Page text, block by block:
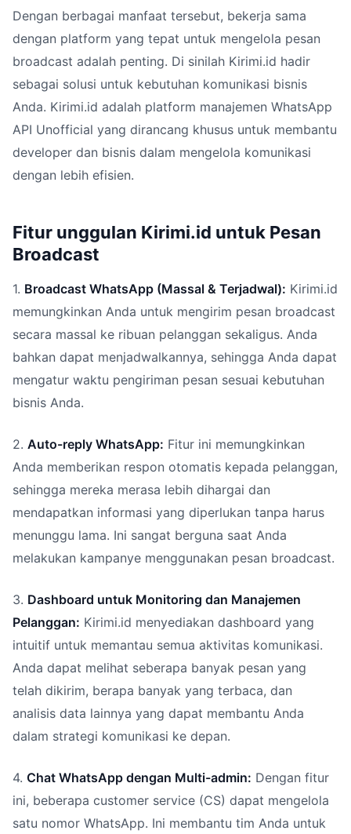
Dengan berbagai manfaat tersebut, bekerja sama
dengan platform yang tepat untuk mengelola pesan
broadcast adalah penting. Di sinilah Kirimi.id hadir
sebagai solusi untuk kebutuhan komunikasi bisnis
Anda. Kirimi.id adalah platform manajemen WhatsApp
API Unofficial yang dirancang khusus untuk membantu
developer dan bisnis dalam mengelola komunikasi
dengan lebih efisien.
Fitur unggulan Kirimi.id untuk Pesan
Broadcast
1. Broadcast WhatsApp (Massal & Terjadwal): Kirimi.id
memungkinkan Anda untuk mengirim pesan broadcast
secara massal ke ribuan pelanggan sekaligus. Anda
bahkan dapat menjadwalkannya, sehingga Anda dapat
mengatur waktu pengiriman pesan sesuai kebutuhan
bisnis Anda.
2. Auto-reply WhatsApp: Fitur ini memungkinkan
Anda memberikan respon otomatis kepada pelanggan,
sehingga mereka merasa lebih dihargai dan
mendapatkan informasi yang diperlukan tanpa harus
menunggu lama. Ini sangat berguna saat Anda
melakukan kampanye menggunakan pesan broadcast.
3. Dashboard untuk Monitoring dan Manajemen
Pelanggan: Kirimi.id menyediakan dashboard yang
intuitif untuk memantau semua aktivitas komunikasi.
Anda dapat melihat seberapa banyak pesan yang
telah dikirim, berapa banyak yang terbaca, dan
analisis data lainnya yang dapat membantu Anda
dalam strategi komunikasi ke depan.
4. Chat WhatsApp dengan Multi-admin: Dengan fitur
ini, beberapa customer service (CS) dapat mengelola
satu nomor WhatsApp. Ini membantu tim Anda untuk